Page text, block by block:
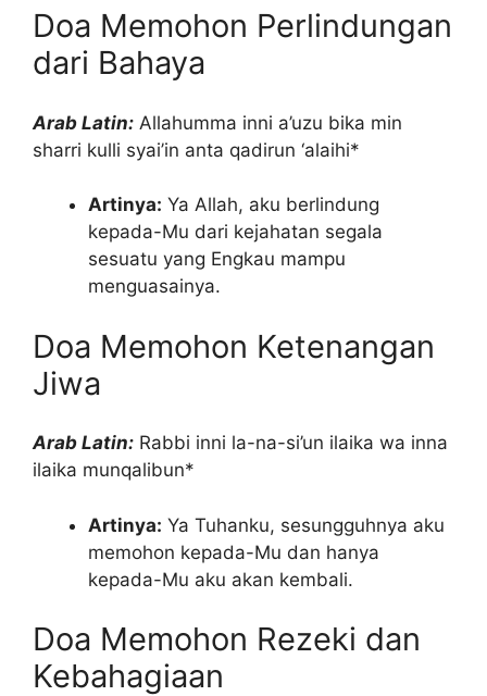
Doa Memohon Perlindungan
dari Bahaya
Arab Latin: Allahumma inni a’uzu bika min
sharri kulli syai’in anta qadirun ‘alaihi*
Artinya: Ya Allah, aku berlindung
kepada-Mu dari kejahatan segala
sesuatu yang Engkau mampu
menguasainya.
Doa Memohon Ketenangan
Jiwa
Arab Latin: Rabbi inni la-na-si’un ilaika wa inna
ilaika munqalibun*
Artinya: Ya Tuhanku, sesungguhnya aku
memohon kepada-Mu dan hanya
kepada-Mu aku akan kembali.
Doa Memohon Rezeki dan
Kebahagiaan